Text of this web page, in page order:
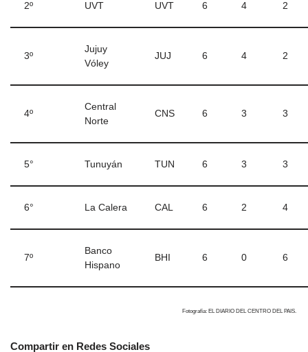
2º UVT UVT 6 4 2
3º
Jujuy
Vóley
JUJ 6 4 2
4º
Central
Norte
CNS 6 3 3
5° Tunuyán TUN 6 3 3
6° La Calera CAL 6 2 4
7º
Banco
Hispano
BHI 6 0 6
Fotografía: EL DIARIO DEL CENTRO DEL PAIS.
Compartir en Redes Sociales